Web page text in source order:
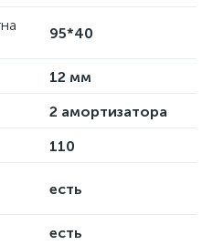
95*40
12 мм
2 амортизатора
110
есть
есть